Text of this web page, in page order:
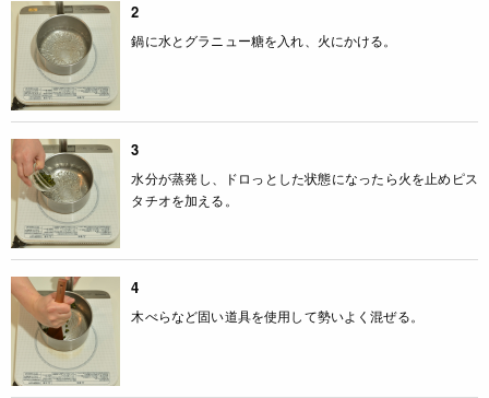
2
鍋に水とグラニュー糖を入れ、火にかける。
3
水分が蒸発し、ドロっとした状態になったら火を止めピス
タチオを加える。
4
木べらなど固い道具を使用して勢いよく混ぜる。